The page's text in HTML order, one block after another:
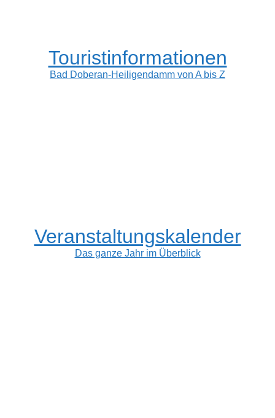
Touristinformationen
Bad Doberan-Heiligendamm von A bis Z
Veranstaltungskalender
Das ganze Jahr im Überblick